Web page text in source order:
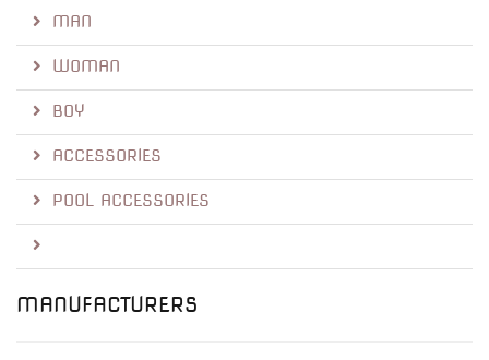
MAN
WOMAN
BOY
ACCESSORIES
POOL ACCESSORIES
MANUFACTURERS